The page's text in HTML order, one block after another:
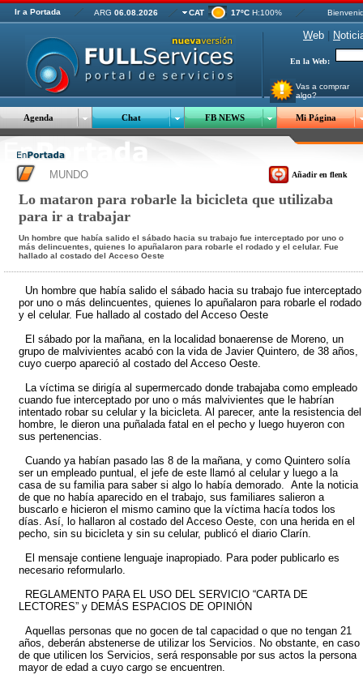
Ir a Portada ARG 06.08.2026 CAT 17ºC H:100%
Web N
En la Web:
Vas a comprar
algo?
Agenda Chat FB NEWS Mi Página
MUNDO Añadir en flenk
Lo mataron para robarle la bicicleta que utilizaba
para ir a trabajar
Un hombre que había salido el sábado hacia su trabajo fue interceptado por uno o
más delincuentes, quienes lo apuñalaron para robarle el rodado y el celular. Fue
hallado al costado del Acceso Oeste
Un hombre que había salido el sábado hacia su trabajo fue interceptado
por uno o más delincuentes, quienes lo apuñalaron para robarle el rodado
y el celular. Fue hallado al costado del Acceso Oeste
El sábado por la mañana, en la localidad bonaerense de Moreno, un
grupo de malvivientes acabó con la vida de Javier Quintero, de 38 años,
cuyo cuerpo apareció al costado del Acceso Oeste.
La víctima se dirigía al supermercado donde trabajaba como empleado
cuando fue interceptado por uno o más malvivientes que le habrían
intentado robar su celular y la bicicleta. Al parecer, ante la resistencia del
hombre, le dieron una puñalada fatal en el pecho y luego huyeron con
sus pertenencias.
Cuando ya habían pasado las 8 de la mañana, y como Quintero solía
ser un empleado puntual, el jefe de este llamó al celular y luego a la
casa de su familia para saber si algo lo había demorado. Ante la noticia
de que no había aparecido en el trabajo, sus familiares salieron a
buscarlo e hicieron el mismo camino que la víctima hacía todos los
días. Así, lo hallaron al costado del Acceso Oeste, con una herida en el
pecho, sin su bicicleta y sin su celular, publicó el diario Clarín.
El mensaje contiene lenguaje inapropiado. Para poder publicarlo es
necesario reformularlo.
REGLAMENTO PARA EL USO DEL SERVICIO “CARTA DE
LECTORES” y DEMÁS ESPACIOS DE OPINIÓN
Aquellas personas que no gocen de tal capacidad o que no tengan 21
años, deberán abstenerse de utilizar los Servicios. No obstante, en caso
de que utilicen los Servicios, será responsable por sus actos la persona
mayor de edad a cuyo cargo se encuentren.